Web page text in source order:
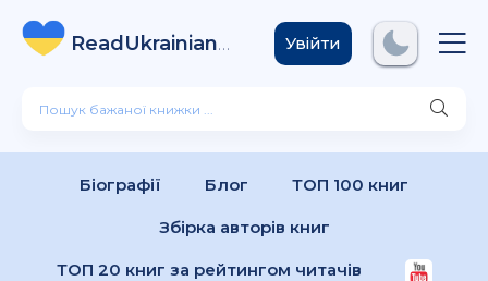
ReadUkrainian
Books .com
Увійти
Біографії Блог ТОП 100 книг
Збірка авторів книг
ТОП 20 книг за рейтингом читачів